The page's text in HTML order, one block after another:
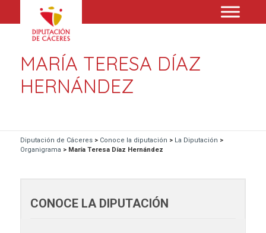
MARÍA TERESA DÍAZ
HERNÁNDEZ
Diputación de Cáceres> Conoce la diputación > La Diputación >
Organigrama > María Teresa Díaz Hernández
CONOCE LA DIPUTACIÓN